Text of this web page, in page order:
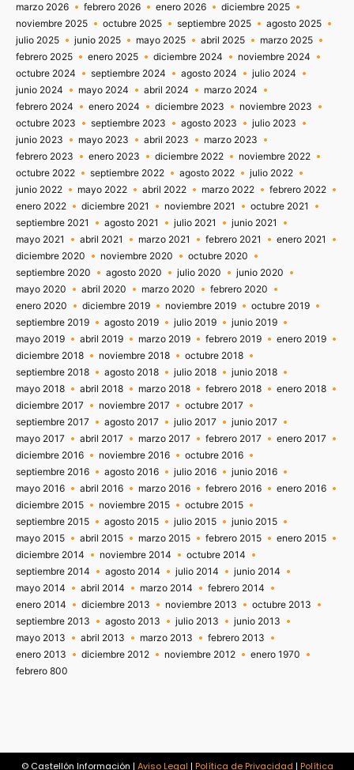
marzo 2026
febrero 2026 enero 2026
diciembre 2025
noviembre 2025
octubre 2025 septiembre 2025
agosto 2025
julio 2025
junio 2025 mayo 2025 abril 2025
marzo 2025
febrero 2025
enero 2025 diciembre 2024
noviembre 2024
octubre 2024
septiembre 2024 agosto 2024
julio 2024
junio 2024
mayo 2024 abril 2024
marzo 2024
febrero 2024
enero 2024 diciembre 2023
noviembre 2023
octubre 2023
septiembre 2023 agosto 2023
julio 2023
junio 2023
mayo 2023 abril 2023
marzo 2023
febrero 2023
enero 2023 diciembre 2022
noviembre 2022
octubre 2022
septiembre 2022 agosto 2022
julio 2022
junio 2022
mayo 2022 abril 2022 marzo 2022
febrero 2022
enero 2022
diciembre 2021 noviembre 2021
octubre 2021
septiembre 2021
agosto 2021 julio 2021
junio 2021
mayo 2021
abril 2021 marzo 2021 febrero 2021
enero 2021
diciembre 2020
noviembre 2020
octubre 2020
septiembre 2020
agosto 2020 julio 2020
junio 2020
mayo 2020
abril 2020 marzo 2020
febrero 2020
enero 2020
diciembre 2019 noviembre 2019
octubre 2019
septiembre 2019
agosto 2019 julio 2019
junio 2019
mayo 2019
abril 2019 marzo 2019 febrero 2019
enero 2019
diciembre 2018
noviembre 2018
octubre 2018
septiembre 2018
agosto 2018 julio 2018
junio 2018
mayo 2018
abril 2018 marzo 2018 febrero 2018
enero 2018
diciembre 2017
noviembre 2017
octubre 2017
septiembre 2017
agosto 2017 julio 2017
junio 2017
mayo 2017
abril 2017 marzo 2017 febrero 2017
enero 2017
diciembre 2016
noviembre 2016
octubre 2016
septiembre 2016
agosto 2016 julio 2016
junio 2016
mayo 2016
abril 2016 marzo 2016 febrero 2016
enero 2016
diciembre 2015
noviembre 2015
octubre 2015
septiembre 2015
agosto 2015 julio 2015
junio 2015
mayo 2015
abril 2015 marzo 2015 febrero 2015
enero 2015
diciembre 2014
noviembre 2014
octubre 2014
septiembre 2014
agosto 2014 julio 2014
junio 2014
mayo 2014
abril 2014 marzo 2014
febrero 2014
enero 2014
diciembre 2013 noviembre 2013
octubre 2013
septiembre 2013
agosto 2013 julio 2013
junio 2013
mayo 2013
abril 2013 marzo 2013
febrero 2013
enero 2013
diciembre 2012 noviembre 2012
enero 1970
febrero 800
© Castellón Información | Aviso Legal | Política de Privacidad | Política